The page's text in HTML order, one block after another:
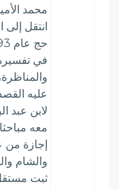
محمد
انتقل إلى
في
عليه
لابن عبد
معه
إجازة من
والشام